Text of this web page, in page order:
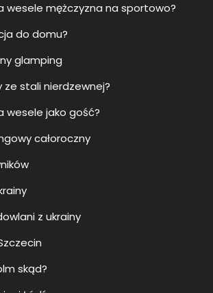
wesele mężczyzna na sportowo?
do domu?
glamping
ze stali nierdzewnej?
wesele jako gość?
całoroczny
z ukrainy
skąd?